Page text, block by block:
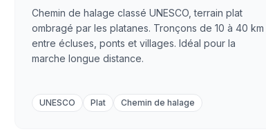
Chemin de halage classé UNESCO, terrain plat
ombragé par les platanes. Tronçons de 10 à 40 km
entre écluses, ponts et villages. Idéal pour la
marche longue distance.
UNESCO Plat Chemin de halage